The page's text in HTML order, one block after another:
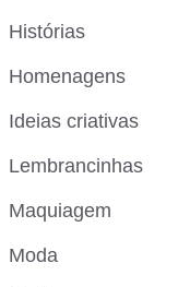
Histórias
Homenagens
Ideias criativas
Lembrancinhas
Maquiagem
Moda